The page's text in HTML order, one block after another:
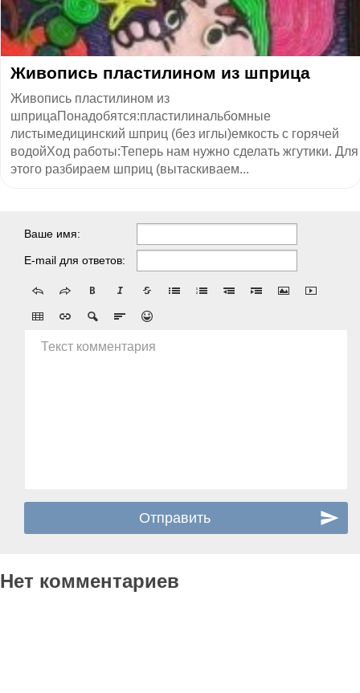
Живопись пластилином из шприца
Живопись пластилином из
шприцаПонадобятся:пластилинальбомные
листымедицинский шприц (без иглы)емкость с горячей
водойХод работы:Теперь нам нужно сделать жгутики. Для
этого разбираем шприц (вытаскиваем...
Ваше имя:
E-mail для ответов:
Текст комментария
Нет комментариев